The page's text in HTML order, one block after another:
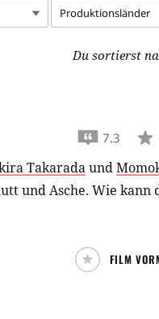
Produktionsländer
Du sortierst
7.3
Takaradaund
und Asche. Wie kann
FILM